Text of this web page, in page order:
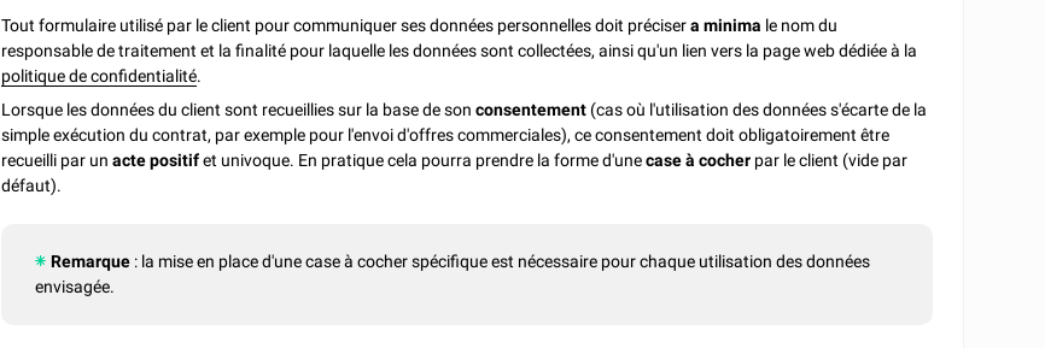
Tout formulaire utilisé par le client pour communiquer ses données personnelles doit précisera minima le nom du
responsable de traitement et la finalité pour laquelle les données sont collectées, ainsi qu'un lien vers la page web dédiée à la
politique de confidentialité.
Lorsque les données du client sont recueillies sur la base de sonconsentement (cas où l'utilisation des données s'écarte de la
simple exécution du contrat, par exemple pour l'envoi d'offres commerciales), ce consentement doit obligatoirement être
recueilli par unacte positifet univoque. En pratique cela pourra prendre la forme d'unecase à cocher par le client (vide par
défaut).
Remarque : la mise en place d'une case à cocher spécifique est nécessaire pour chaque utilisation des données
envisagée.